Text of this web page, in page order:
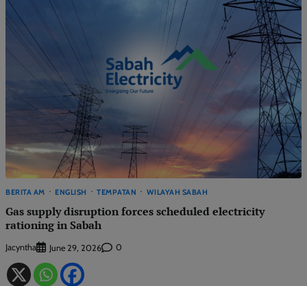
BERITA AM ENGLISH TEMPATAN WILAYAH SABAH
Gas supply disruption forces scheduled electricity
rationing in Sabah
Jacyntha June 29, 2026 0